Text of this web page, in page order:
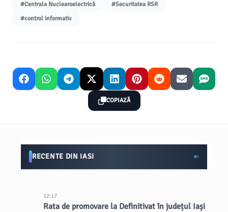
#Centrala Nuclearoelectrică
#Securitatea RSR
#control informativ
COPIAZĂ
RECENTE DIN IASI
12:17
Rata de promovare la Definitivat în județul Iași